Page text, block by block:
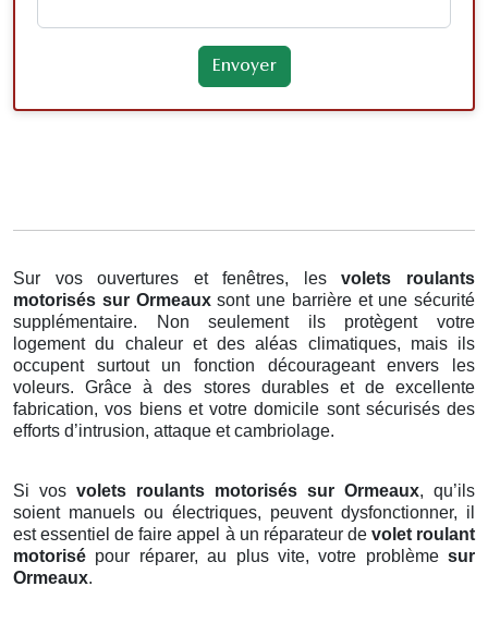
Sur vos ouvertures et fenêtres, lesvolets roulants
motorisés sur Ormeauxsont une barrière et une sécurité
supplémentaire. Non seulement ils protègent votre
logement du chaleur et des aléas climatiques, mais ils
occupent surtout un fonction décourageant envers les
voleurs. Grâce à des stores durables et de excellente
fabrication, vos biens et votre domicile sont sécurisés des
efforts d’intrusion, attaque et cambriolage.
Si vos volets roulants motorisés sur Ormeaux, qu’ils
soient manuels ou électriques, peuvent dysfonctionner, il
est essentiel de faire appel à un réparateur de volet roulant
motorisé pour réparer, au plus vite, votre problème sur
Ormeaux.